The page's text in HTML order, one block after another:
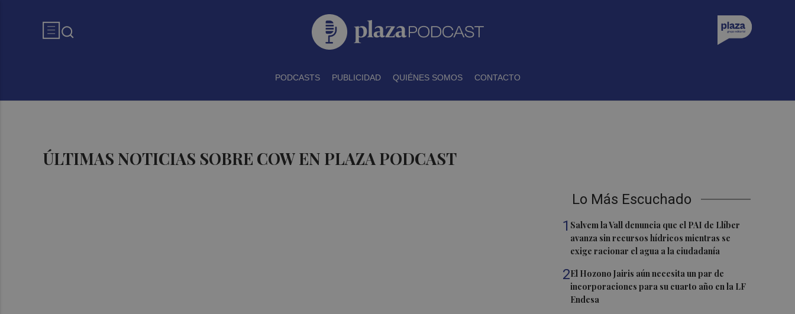
PODCASTS PUBLICIDAD QUIÉNES SOMOS CONTACTO
ÚLTIMAS NOTICIAS SOBRE COW EN PLAZA PODCAST
Lo Más Escuchado
1 Salvem la Vall denuncia que el PAI de Llíber
avanza sin recursos hídricos mientras se
exige racionar el agua a la ciudadanía
2El Hozono Jairis aún necesita un par de
incorporaciones para su cuarto año en la LF
Endesa